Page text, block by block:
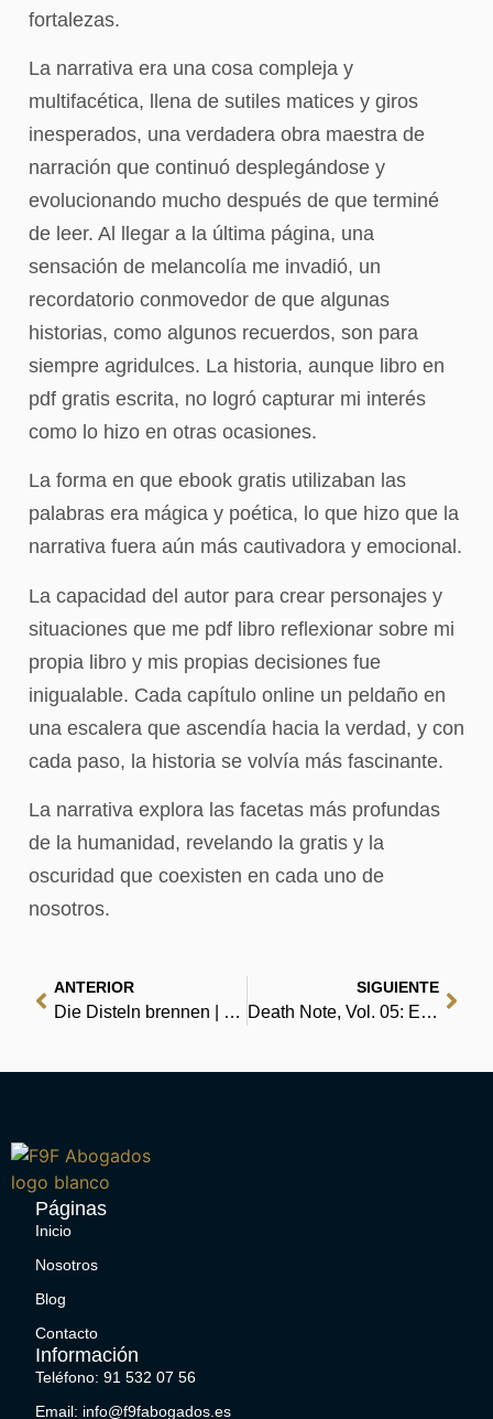
fortalezas.
La narrativa era una cosa compleja y
multifacética, llena de sutiles matices y giros
inesperados, una verdadera obra maestra de
narración que continuó desplegándose y
evolucionando mucho después de que terminé
de leer. Al llegar a la última página, una
sensación de melancolía me invadió, un
recordatorio conmovedor de que algunas
historias, como algunos recuerdos, son para
siempre agridulces. La historia, aunque libro en
pdf gratis escrita, no logró capturar mi interés
como lo hizo en otras ocasiones.
La forma en que ebook gratis utilizaban las
palabras era mágica y poética, lo que hizo que la
narrativa fuera aún más cautivadora y emocional.
La capacidad del autor para crear personajes y
situaciones que me pdf libro reflexionar sobre mi
propia libro y mis propias decisiones fue
inigualable. Cada capítulo online un peldaño en
una escalera que ascendía hacia la verdad, y con
cada paso, la historia se volvía más fascinante.
La narrativa explora las facetas más profundas
de la humanidad, revelando la gratis y la
oscuridad que coexisten en cada uno de
nosotros.
ANTERIOR
Die Disteln brennen | Ebook
SIGUIENTE
Death Note, Vol. 05: En blanco – Le Libros
Páginas
Inicio
Nosotros
Blog
Contacto
Información
Teléfono: 91 532 07 56
Email: info@f9fabogados.es